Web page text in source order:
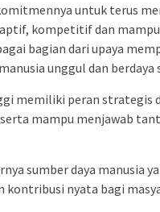
untuk terus
kompetitif dan
bagian dari upaya
unggul dan berdaya
memiliki peran strategis
mampu menjawab
sumber daya manusia
kontribusi nyata bagi